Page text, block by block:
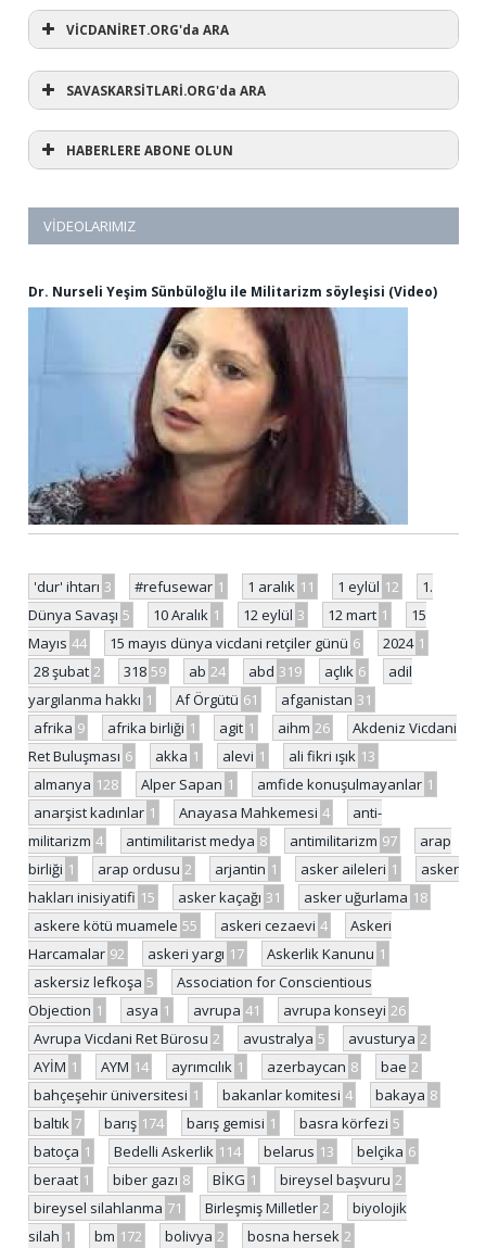
VİCDANİRET.ORG'da ARA
SAVASKARSİTLARİ.ORG'da ARA
HABERLERE ABONE OLUN
VIDEOLARIMIZ
Dr. Nurseli Yeşim Sünbüloğlu ile Militarizm söyleşisi (Video)
'dur' ihtarı 3 #refusewar 1 1 aralık 11 1 eylül 12
1.
Dünya Savaşı 5 10 Aralık 1 12 eylül 3 12 mart 1
15
Mayıs 44 15 mayıs dünya vicdani retçiler günü 6 2024 1
28 şubat 2 318 59 ab 24 abd 319 açlık 6
adil
yargılanma hakkı 1 Af Örgütü 61 afganistan 31
afrika 9 afrika birliği 1 agit 1 aihm 26
Akdeniz Vicdani
Ret Buluşması 6 akka 1 alevi 1 ali fikri ışık 13
almanya 128 Alper Sapan 1 amfide konuşulmayanlar 1
anarşist kadınlar 1 Anayasa Mahkemesi 4
anti-
militarizm 4 antimilitarist medya 8 antimilitarizm 97
arap
birliği 1 arap ordusu 2 arjantin 1 asker aileleri 1
asker
hakları inisiyatifi 15 asker kaçağı 31 asker uğurlama 18
askere kötü muamele 55 askeri cezaevi 4
Askeri
Harcamalar 92 askeri yargı 17 Askerlik Kanunu 1
askersiz lefkoşa 5
Association for Conscientious
Objection 1 asya 1 avrupa 41 avrupa konseyi 26
Avrupa Vicdani Ret Bürosu 2 avustralya 5 avusturya 2
AYİM 1 AYM 14 ayrımcılık 1 azerbaycan 8 bae 2
bahçeşehir üniversitesi 1 bakanlar komitesi 4 bakaya 8
baltık 7 barış 174 barış gemisi 1 basra körfezi 5
batoça 1 Bedelli Askerlik 114 belarus 13 belçika 6
beraat 1 biber gazı 8 BİKG 1 bireysel başvuru 2
bireysel silahlanma 71 Birleşmiş Milletler 2
biyolojik
silah 1 bm 172 bolivya 2 bosna hersek 2